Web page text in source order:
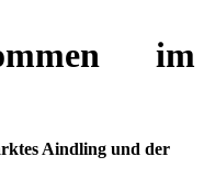
im
Aindling und der